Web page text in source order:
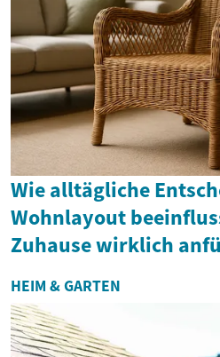
Wie alltägliche
Wohnlayout
Zuhause wirklich
HEIM & GARTEN